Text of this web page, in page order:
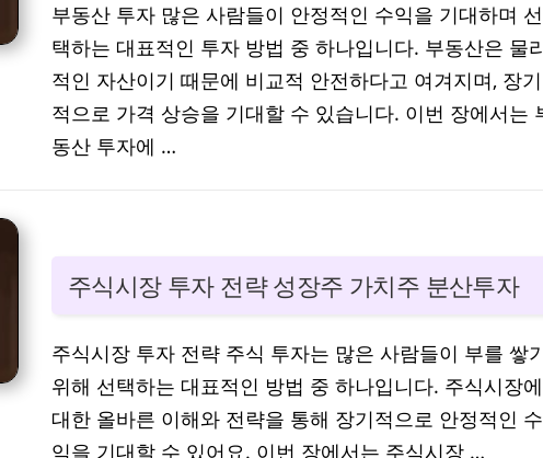
부동산 투자 많은 사람들이 안정적인 수익을 기대하며 선
택하는 대표적인 투자 방법 중 하나입니다. 부동산은 물
적인 자산이기 때문에 비교적 안전하다고 여겨지며, 장기
적으로 가격 상승을 기대할 수 있습니다. 이번 장에서는
동산 투자에 …
주식시장 투자 전략 성장주 가치주 분산투자
주식시장 투자 전략 주식 투자는 많은 사람들이 부를 쌓
위해 선택하는 대표적인 방법 중 하나입니다. 주식시장에
대한 올바른 이해와 전략을 통해 장기적으로 안정적인 수
익을 기대할 수 있어요. 이번 장에서는 주식시장 …